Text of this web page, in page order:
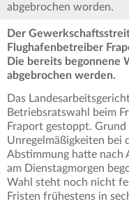
abgebrochen worden.
Der
Flughafenbetreiber
Die bereits begonnene
abgebrochen werden.
Das
Betriebsratswahl beim
Fraport gestoppt.
Unregelmäßigkeiten bei
Abstimmung hatte nach
am Dienstagmorgen
Wahl steht noch nicht
Fristen frühestens in